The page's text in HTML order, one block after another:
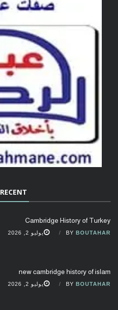
RECENT
Cambridge History of Turkey
BY BOUTAHAR يوليو 2, 2026
new cambridge history of islam
BY BOUTAHAR يوليو 2, 2026